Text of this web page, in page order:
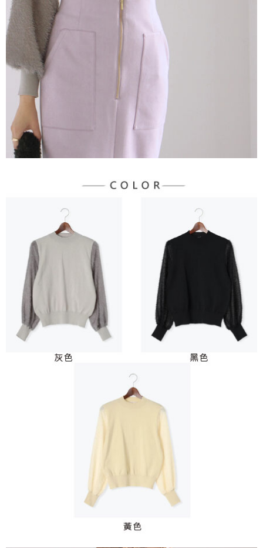
【注意事項】
１．透過由恩沛科技股份有限公司提供之「AFTEE先享後付」服務完成之交
易，需依本服務之必要範圍內提供個人資料，並將交易相關給付款項請求債
權轉讓予恩沛科技股份有限公司。
２．關於個人資料處理事宜，請瀏覽以下網址：
https://aftee.tw/terms/#terms3
３．未成年的使用者請事先徵得法定代理人或監護人之同意方可使用
「AFTEE先享後付」，若未經同意申辦者引起之損失，本公司不負相關責
任。
４．使用「AFTEE先享後付」時，將依據個別帳號之用戶狀況，依本公司即
時審查核予不同之上限額度；若仍有額度不足之情形，本公司將視審查結果
請求用戶進行身份認證。
５．嚴禁一人註冊多個帳號或使用他人資訊註冊。若發現惡意使用之情形，
恩沛科技股份有限公司將有權停止該用戶之使用額度並採取法律行動。
每筆NT$60，滿NT$888(含以上)免運費
7-11純取貨
每筆NT$60，滿NT$888(含以上)免運費
宅配
每筆NT$90，滿NT$888(含以上)免運費